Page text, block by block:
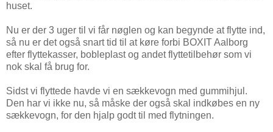
huset.
Nu er der 3 uger til vi får nøglen og kan begynde at flytte ind,
så nu er det også snart tid til at køre forbi BOXIT Aalborg
efter flyttekasser, bobleplast og andet flyttetilbehør som vi
nok skal få brug for.
Sidst vi flyttede havde vi en sækkevogn med gummihjul.
Den har vi ikke nu, så måske der også skal indkøbes en ny
sækkevogn, for den hjalp godt til med flytningen.